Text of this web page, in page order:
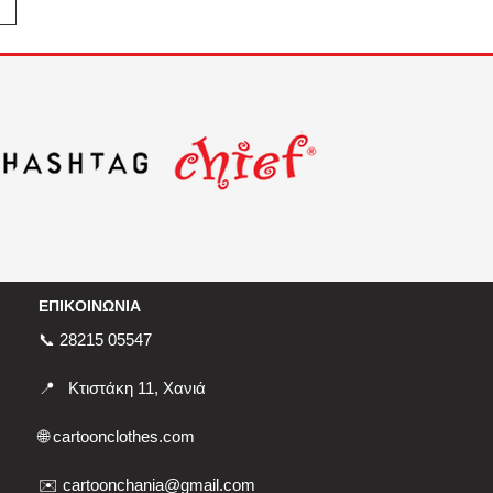
ΕΠΙΚΟΙΝΩΝΙΑ
📞 28215 05547
📍 Κτιστάκη 11, Χανιά
🌐cartoonclothes.com
✉️ cartoonchania@gmail.com